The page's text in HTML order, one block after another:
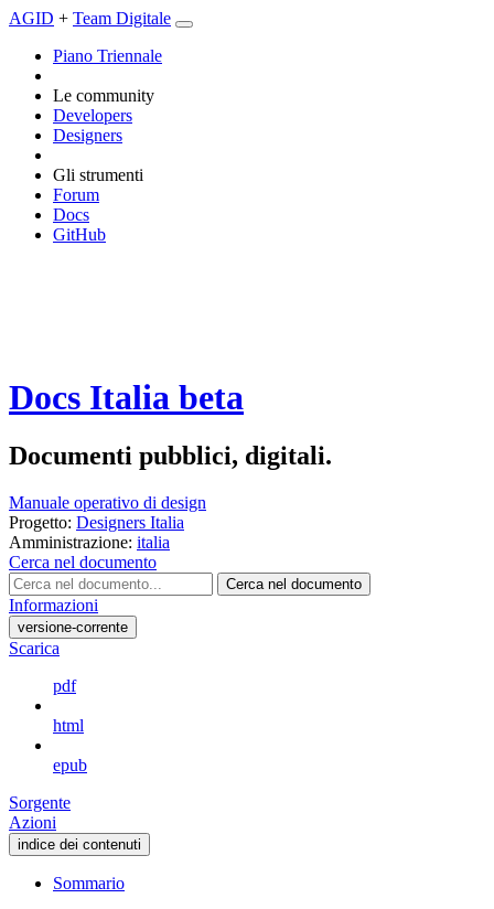
AGID + Team Digitale
Piano Triennale
Le community
Developers
Designers
Gli strumenti
Forum
Docs
GitHub
Docs Italia beta
Documenti pubblici, digitali.
Manuale operativo di design
Progetto: Designers Italia
Amministrazione: italia
Cerca nel documento
Cerca nel documento
Informazioni
versione-corrente
Scarica
pdf
html
epub
Sorgente
Azioni
indice dei contenuti
Sommario